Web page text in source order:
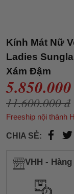
Kính Mát Nữ
Ladies
Xám Đậm
11.600.000 đ
Freeship nội thành
CHIA SẺ:
VHH -